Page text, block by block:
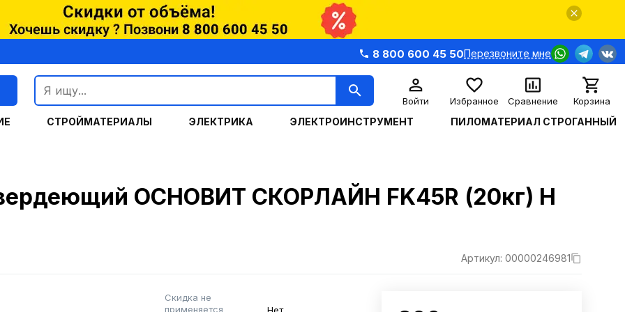
8 800 600 45 50Перезвоните мне
Войти Избранное Сравнение Корзина
СТРОЙМАТЕРИАЛЫ ЭЛЕКТРИКА ЭЛЕКТРОИНСТРУМЕНТ ПИЛОМАТЕРИАЛ СТРОГАННЫЙ
ОСНОВИТ СКОРЛАЙН FK45R (20кг) Н
Артикул: 00000246981
Скидка не